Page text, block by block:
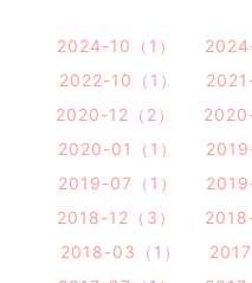
2024-10（1）
2022-10（1）
2020-12（2）
2020-01（1）
2019-07（1）
2018-12（3）
2018-03（1）